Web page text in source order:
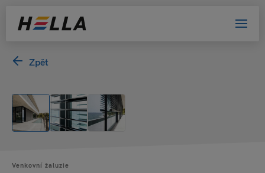
Zpět
Venkovní žaluzie